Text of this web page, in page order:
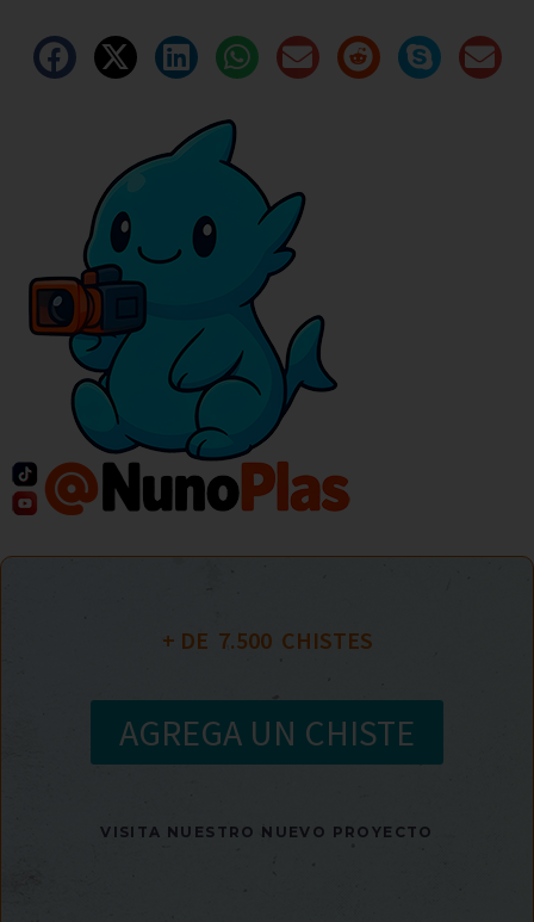
+ DE 7.500
  CHISTES
AGREGA UN CHISTE
VISITA NUESTRO NUEVO PROYECTO